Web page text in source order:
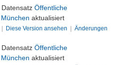
Öffentliche
aktualisiert
Diese Version ansehen | Änderungen
Öffentliche
aktualisiert